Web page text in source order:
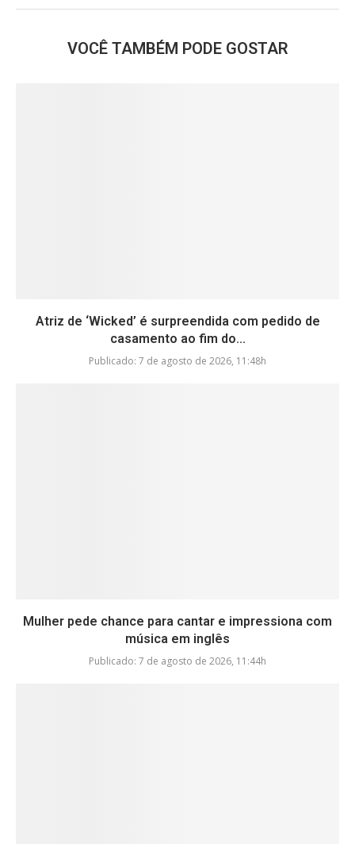
VOCÊ TAMBÉM PODE GOSTAR
Atriz de ‘Wicked’ é surpreendida com pedido de
casamento ao fim do...
Publicado: 7 de agosto de 2026, 11:48h
Mulher pede chance para cantar e impressiona com
música em inglês
Publicado: 7 de agosto de 2026, 11:44h